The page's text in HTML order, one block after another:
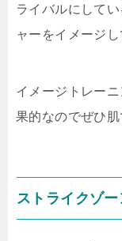
ライバルにして
ャーをイメージし
イメージトレー
果的なのでぜひ肌
ストライクゾー